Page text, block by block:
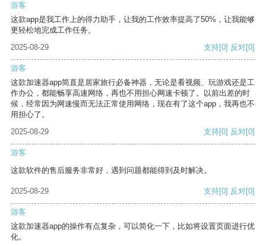
游客
这款app是我工作上的得力助手，让我的工作效率提高了50%，让我能够
更轻松地完成工作任务。
2025-08-29
支持[0] 反对[0]
游客
这款加速器app简直是居家旅行必备神器，无论是看视频、玩游戏还是工
作办公，都能畅享高速网络，再也不用担心网速卡顿了。以前出差的时
候，经常因为网速慢而无法正常使用网络，现在有了这个app，我再也不
用担心了。
2025-08-29
支持[0] 反对[0]
游客
这款软件的售后服务非常好，遇到问题都能得到及时解决。
2025-08-29 支持[0] 反对[0]
游客
这款加速器app的操作有点复杂，可以简化一下，比如将设置页面进行优
化。